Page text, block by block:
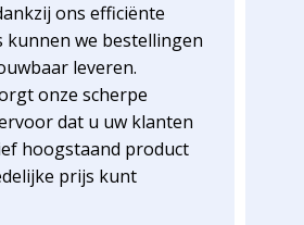
ons efficiënte
kunnen we bestellingen
leveren.
onze scherpe
dat u uw klanten
hoogstaand product
prijs kunt